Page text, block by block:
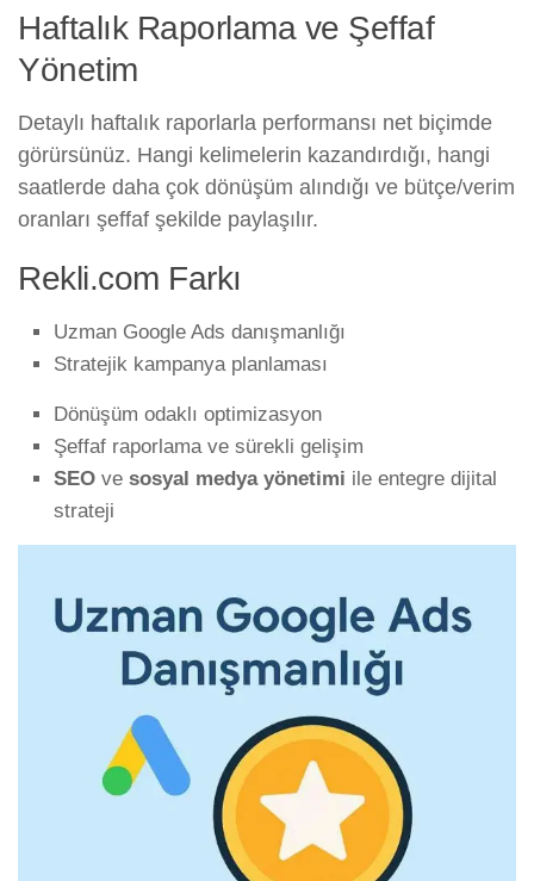
Haftalık Raporlama ve Şeffaf
Yönetim
Detaylı haftalık raporlarla performansı net biçimde
görürsünüz. Hangi kelimelerin kazandırdığı, hangi
saatlerde daha çok dönüşüm alındığı ve bütçe/verim
oranları şeffaf şekilde paylaşılır.
Rekli.com Farkı
Uzman Google Ads danışmanlığı
Stratejik kampanya planlaması
Dönüşüm odaklı optimizasyon
Şeffaf raporlama ve sürekli gelişim
SEO ve sosyal medya yönetimi ile entegre dijital
strateji